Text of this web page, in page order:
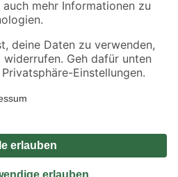
Die dargestellten Angebote sind unter
Die angegebenen Verfügbarkeiten beziehen
gilt nicht für Artikel mit Speditionsversand, hier
Impressum
Vertrag widerrufen